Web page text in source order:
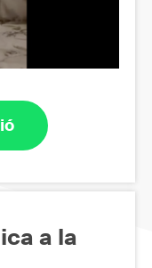
a la